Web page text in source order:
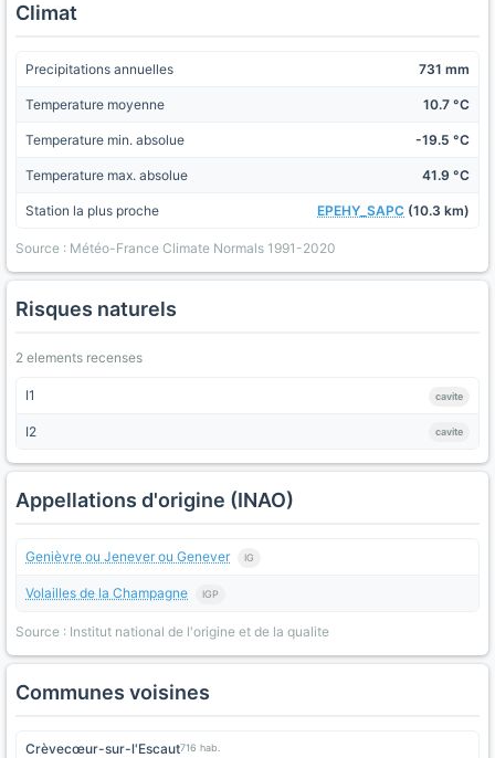
Climat
Precipitations annuelles 731 mm
Temperature moyenne 10.7 °C
Temperature min. absolue -19.5 °C
Temperature max. absolue 41.9 °C
Station la plus proche EPEHY_SAPC (10.3 km)
Source : Météo-France Climate Normals 1991-2020
Risques naturels
2 elements recenses
I1 cavite
I2 cavite
Appellations d'origine (INAO)
Genièvre ou Jenever ou Genever IG
Volailles de la Champagne IGP
Source : Institut national de l'origine et de la qualite
Communes voisines
Crèvecœur-sur-l'Escaut716 hab.